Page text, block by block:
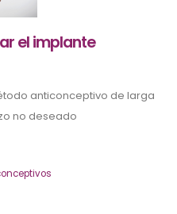
el implante
anticonceptivo de larga
no deseado